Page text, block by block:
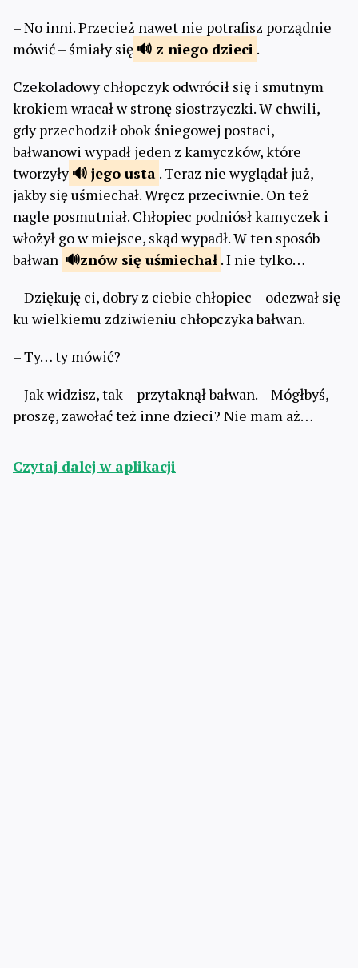
– No inni. Przecież nawet nie potrafisz porządnie
mówić – śmiały się
z niego dzieci .
Czekoladowy chłopczyk odwrócił się i smutnym
krokiem wracał w stronę siostrzyczki. W chwili,
gdy przechodził obok śniegowej postaci,
bałwanowi wypadł jeden z kamyczków, które
tworzyły
jego usta . Teraz nie wyglądał już,
jakby się uśmiechał. Wręcz przeciwnie. On też
nagle posmutniał. Chłopiec podniósł kamyczek i
włożył go w miejsce, skąd wypadł. W ten sposób
bałwan
znów się uśmiechał . I nie tylko…
– Dziękuję ci, dobry z ciebie chłopiec – odezwał się
ku wielkiemu zdziwieniu chłopczyka bałwan.
– Ty… ty mówić?
– Jak widzisz, tak – przytaknął bałwan. – Mógłbyś,
proszę, zawołać też inne dzieci? Nie mam aż…
Czytaj dalej w aplikacji